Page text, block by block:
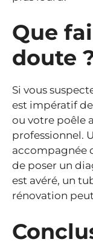
Que
doute
Si vous
est impératif
ou votre poêle
professionnel.
accompagnée
de poser un
est avéré, un
rénovation